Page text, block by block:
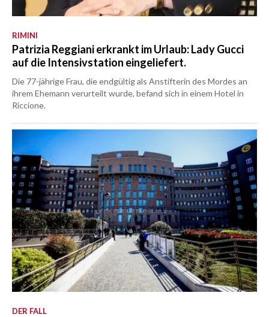
RIMINI
Patrizia Reggiani erkrankt im Urlaub: Lady Gucci
auf die Intensivstation eingeliefert.
Die 77-jährige Frau, die endgültig als Anstifterin des Mordes an
ihrem Ehemann verurteilt wurde, befand sich in einem Hotel in
Riccione.
DER FALL